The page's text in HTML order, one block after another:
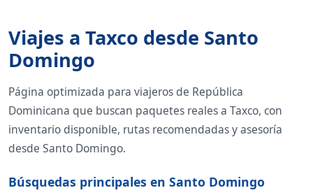
Viajes a Taxco desde Santo
Domingo
Página optimizada para viajeros de República
Dominicana que buscan paquetes reales a Taxco, con
inventario disponible, rutas recomendadas y asesoría
desde Santo Domingo.
Búsquedas principales en Santo Domingo